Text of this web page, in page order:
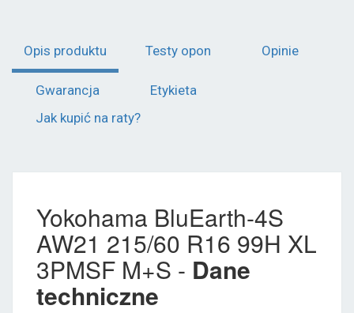
Opis produktu Testy opon Opinie
Gwarancja
Etykieta
Jak kupić na raty?
Yokohama BluEarth-4S
AW21 215/60 R16 99H XL
3PMSF M+S - Dane
techniczne